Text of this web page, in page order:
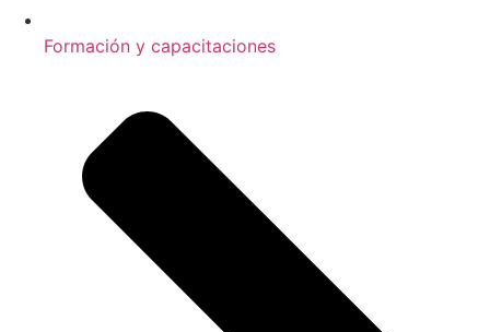
Formación y capacitaciones